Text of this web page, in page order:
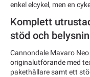
enkel elcykel, men en
Komplett
stöd och
Cannondale Mavaro
originalutförande med
pakethållare samt ett